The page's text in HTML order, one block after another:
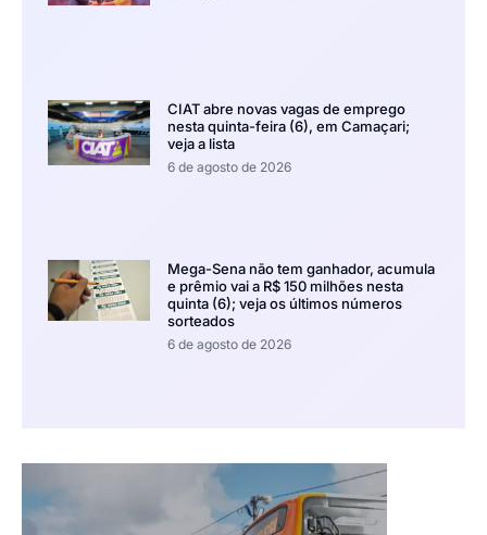
CIAT abre novas vagas de emprego
nesta quinta-feira (6), em Camaçari;
veja a lista
6 de agosto de 2026
Mega-Sena não tem ganhador, acumula
e prêmio vai a R$ 150 milhões nesta
quinta (6); veja os últimos números
sorteados
6 de agosto de 2026